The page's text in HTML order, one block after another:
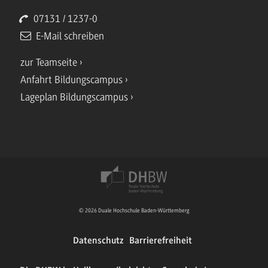
07131 / 1237-0
E-Mail schreiben
zur Teamseite
Anfahrt Bildungscampus
Lageplan Bildungscampus
© 2026 Duale Hochschule Baden-Württemberg
Datenschutz Barrierefreiheit